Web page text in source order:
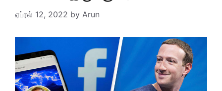
ஏப்ரல் 12, 2022 by Arun